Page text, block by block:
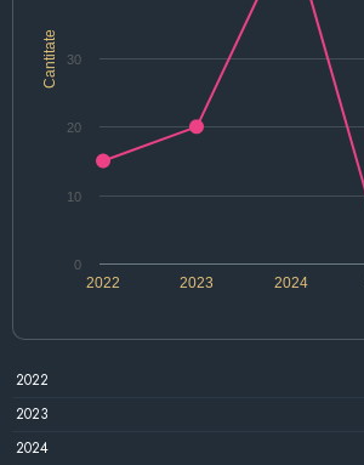
Cantitate
2022 2024
2023
0
10
20
30
2022
2023
2024